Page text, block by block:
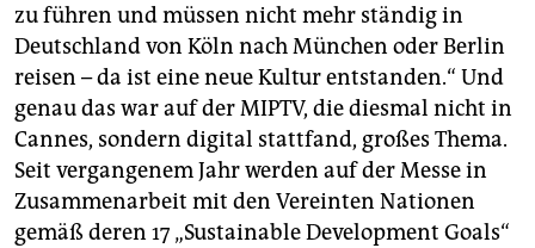
zu führen und müssen nicht mehr ständig in
Deutschland von Köln nach München oder Berlin
reisen – da ist eine neue Kultur entstanden.“ Und
genau das war auf der MIPTV, die diesmal nicht in
Cannes, sondern digital stattfand, großes Thema.
Seit vergangenem Jahr werden auf der Messe in
Zusammenarbeit mit den Vereinten Nationen
gemäß deren 17 „Sustainable Development Goals“